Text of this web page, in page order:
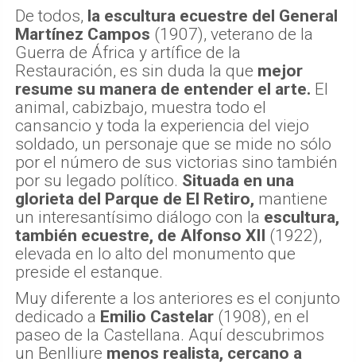
De todos, la escultura ecuestre del General
Martínez Campos (1907), veterano de la
Guerra de África y artífice de la
Restauración, es sin duda la que mejor
resume su manera de entender el arte. El
animal, cabizbajo, muestra todo el
cansancio y toda la experiencia del viejo
soldado, un personaje que se mide no sólo
por el número de sus victorias sino también
por su legado político. Situada en una
glorieta del Parque de El Retiro, mantiene
un interesantísimo diálogo con la escultura,
también ecuestre, de Alfonso XII (1922),
elevada en lo alto del monumento que
preside el estanque.
Muy diferente a los anteriores es el conjunto
dedicado a Emilio Castelar (1908), en el
paseo de la Castellana. Aquí descubrimos
un Benlliure menos realista, cercano a